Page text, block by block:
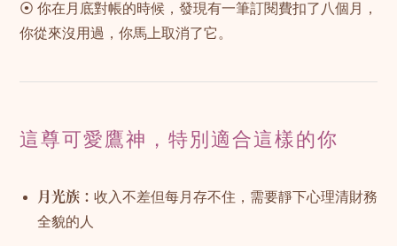
⦿ 你在月底對帳的時候，發現有一筆訂閱費扣了八個月，
你從來沒用過，你馬上取消了它。
這尊可愛鷹神，特別適合這樣的你
月光族： 收入不差但每月存不住，需要靜下心理清財務
全貌的人